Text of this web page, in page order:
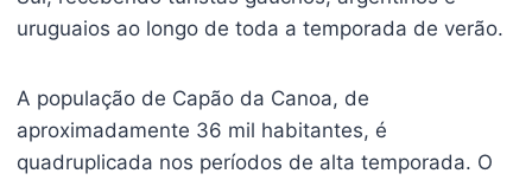
uruguaios ao longo de toda a temporada de verão.
A população de Capão da Canoa, de
aproximadamente 36 mil habitantes, é
quadruplicada nos períodos de alta temporada. O